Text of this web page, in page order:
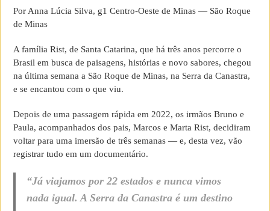
Por Anna Lúcia Silva, g1 Centro-Oeste de Minas — São Roque
de Minas
A família Rist, de Santa Catarina, que há três anos percorre o
Brasil em busca de paisagens, histórias e novo sabores, chegou
na última semana a São Roque de Minas, na Serra da Canastra,
e se encantou com o que viu.
Depois de uma passagem rápida em 2022, os irmãos Bruno e
Paula, acompanhados dos pais, Marcos e Marta Rist, decidiram
voltar para uma imersão de três semanas — e, desta vez, vão
registrar tudo em um documentário.
“Já viajamos por 22 estados e nunca vimos
nada igual. A Serra da Canastra é um destino